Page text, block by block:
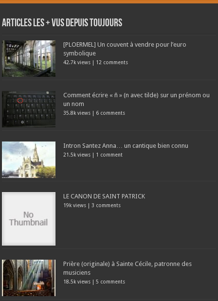
Articles les + vus depuis toujours
[PLOERMEL] Un couvent à vendre pour l’euro
symbolique
42.7k views | 12 comments
Comment écrire « ñ » (n avec tilde) sur un prénom ou
un nom
35.8k views | 6 comments
Intron Santez Anna… un cantique bien connu
21.5k views | 1 comment
LE CANON DE SAINT PATRICK
19k views | 3 comments
Prière (originale) à Sainte Cécile, patronne des
musiciens
18.5k views |5 comments